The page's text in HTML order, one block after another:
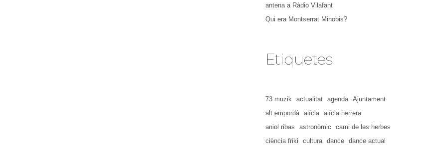
antena a Ràdio Vilafant
Qui era Montserrat Minobis?
Etiquetes
73 muzik actualitat agenda
Ajuntament
alt empordà
alícia
alícia herrera
aniol ribas
astronòmic
cami de les herbes
ciència friki
cultura dance
dance actual